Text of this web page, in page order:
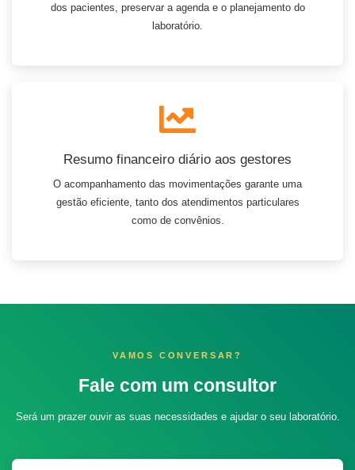
dos pacientes, preservar a agenda e o planejamento do
laboratório.
Resumo financeiro diário aos gestores
O acompanhamento das movimentações garante uma
gestão eficiente, tanto dos atendimentos particulares
como de convênios.
VAMOS CONVERSAR?
Fale com um consultor
Será um prazer ouvir as suas necessidades e ajudar o seu laboratório.